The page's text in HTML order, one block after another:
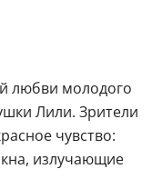
любви молодого
Лили. Зрители
чувство:
излучающие